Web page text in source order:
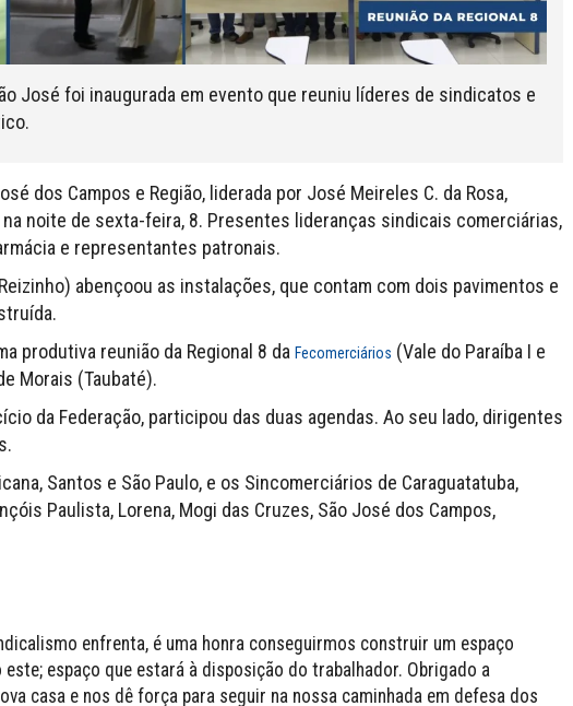
José foi inaugurada em evento que reuniu líderes de sindicatos e
dos Campos e Região, liderada por José Meireles C. da Rosa,
noite de sexta-feira, 8. Presentes lideranças sindicais comerciárias,
e representantes patronais.
abençoou as instalações, que contam com dois pavimentos e
produtiva reunião da Regional 8 da Fecomerciários (Vale do Paraíba I e
Morais (Taubaté).
da Federação, participou das duas agendas. Ao seu lado, dirigentes
Santos e São Paulo, e os Sincomerciários de Caraguatatuba,
Paulista, Lorena, Mogi das Cruzes, São José dos Campos,
enfrenta, é uma honra conseguirmos construir um espaço
espaço que estará à disposição do trabalhador. Obrigado a
casa e nos dê força para seguir na nossa caminhada em defesa dos